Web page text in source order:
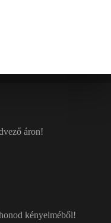
áron!
kényelméből!